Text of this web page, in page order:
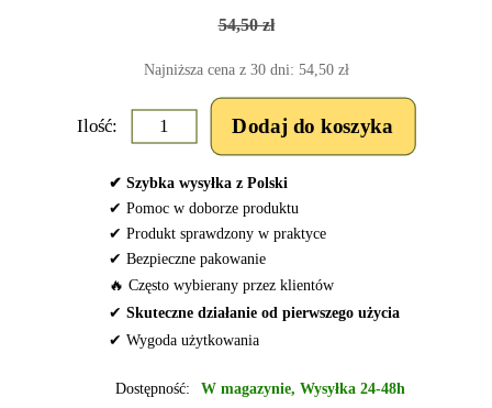
54,50 zł
Najniższa cena z 30 dni: 54,50 zł
Ilość:
✔ Szybka wysyłka z Polski
✔ Pomoc w doborze produktu
✔ Produkt sprawdzony w praktyce
✔ Bezpieczne pakowanie
🔥 Często wybierany przez klientów
✔ Skuteczne działanie od pierwszego użycia
✔ Wygoda użytkowania
Dostępność:
W magazynie, Wysyłka 24-48h